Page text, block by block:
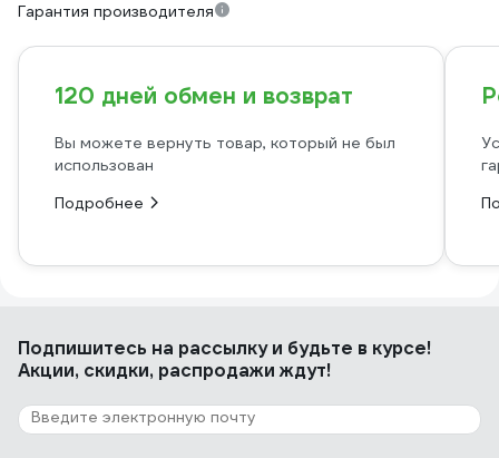
Гарантия производителя
120 дней обмен и возврат
Вы можете вернуть товар, который не был
использован
Подробнее
Подпишитесь на рассылкуи будьте в курсе!
Акции, скидки, распродажи ждут!